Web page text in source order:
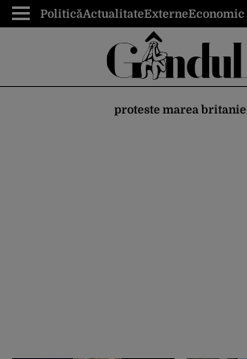
PoliticăActualitateExterneEconomic
proteste marea britanie